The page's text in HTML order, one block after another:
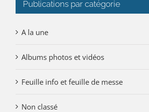
Publications par catégorie
A la une
Albums photos et vidéos
Feuille info et feuille de messe
Non classé